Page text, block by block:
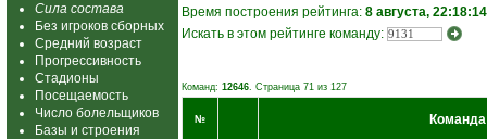
Сила состава
Без игроков сборных
Средний возраст
Прогрессивность
Стадионы
Посещаемость
Число болельщиков
Базы и строения
Время построения рейтинга: 8 августа, 22:18:14
Искать в этом рейтинге команду:
Команд: 12646. Страница 71 из 127
№ Команда